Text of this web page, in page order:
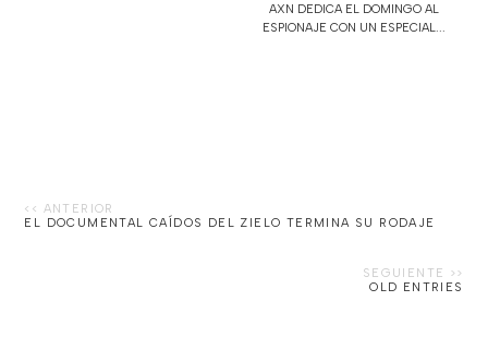
AXN DEDICA EL DOMINGO AL
ESPIONAJE CON UN ESPECIAL...
EL DOCUMENTAL CAÍDOS DEL ZIELO TERMINA SU RODAJE
OLD ENTRIES